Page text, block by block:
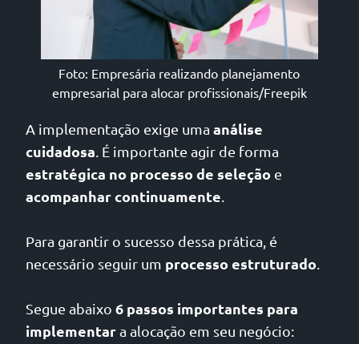
Foto: Empresária realizando planejamento
empresarial para alocar profissionais/Freepik
A implementação exige uma análise
cuidadosa . É importante agir de forma
estratégica no processo de seleção e
acompanhar continuamente
Para garantir o sucesso dessa prática, é
necessário seguir um processo estruturado
Segue abaixo 6 passos importantes para
implementara alocação em seu negócio: